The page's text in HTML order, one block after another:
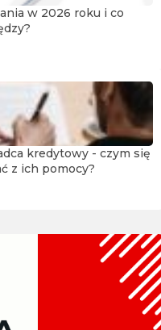
w 2026 roku i co
kredytowy - czym się
z ich pomocy?